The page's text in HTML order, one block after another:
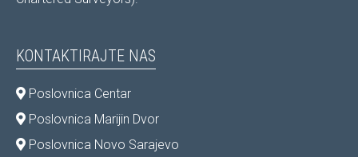
KONTAKTIRAJTE NAS
Poslovnica Centar
Poslovnica Marijin Dvor
Poslovnica Novo Sarajevo